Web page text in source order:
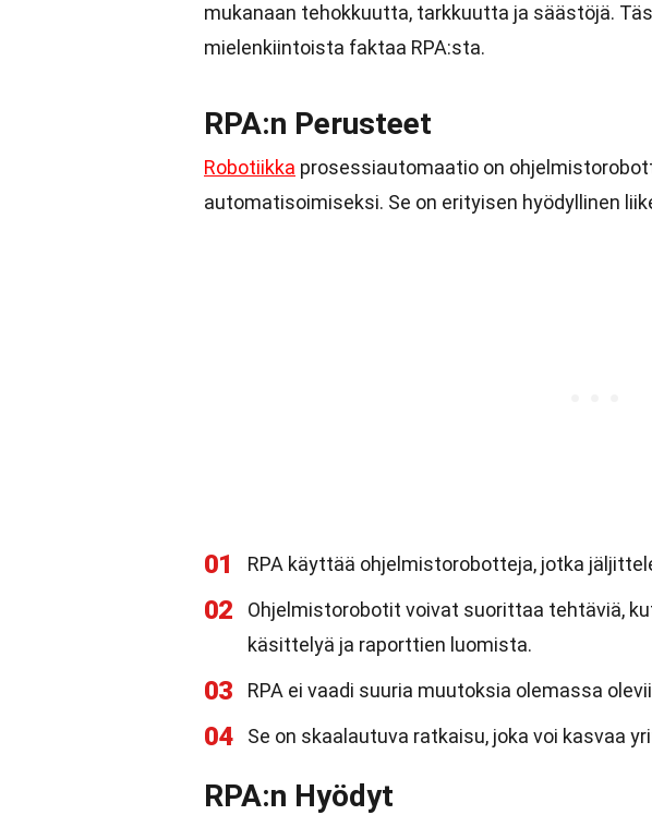
mukanaan tehokkuutta, tarkkuutta ja säästöjä.
mielenkiintoista faktaa RPA:sta.
RPA:n Perusteet
Robotiikka prosessiautomaatio on
automatisoimiseksi. Se on erityisen hyödyllinen
01 RPA käyttää ohjelmistorobotteja, jotka
02
Ohjelmistorobotit voivat suorittaa tehtäviä,
käsittelyä ja raporttien luomista.
03 RPA ei vaadi suuria muutoksia olemassa
04 Se on skaalautuva ratkaisu, joka voi kasvaa
RPA:n Hyödyt